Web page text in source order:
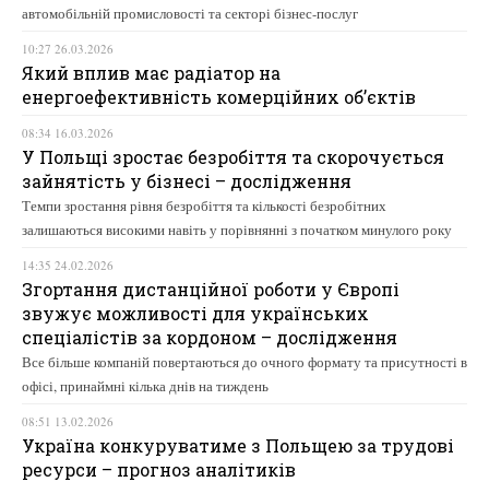
автомобільній промисловості та секторі бізнес-послуг
10:27 26.03.2026
Який вплив має радіатор на
енергоефективність комерційних об’єктів
08:34 16.03.2026
У Польщі зростає безробіття та скорочується
зайнятість у бізнесі – дослідження
Темпи зростання рівня безробіття та кількості безробітних
залишаються високими навіть у порівнянні з початком минулого року
14:35 24.02.2026
Згортання дистанційної роботи у Європі
звужує можливості для українських
спеціалістів за кордоном – дослідження
Все більше компаній повертаються до очного формату та присутності в
офісі, принаймні кілька днів на тиждень
08:51 13.02.2026
Україна конкуруватиме з Польщею за трудові
ресурси – прогноз аналітиків